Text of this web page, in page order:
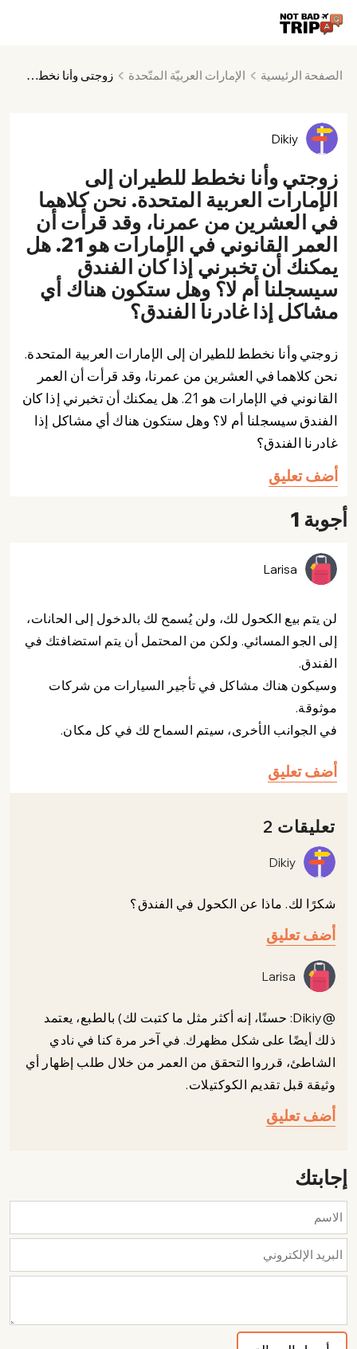
الصفحة الرئيسية الإمارات العربيّة المتّحدة زوجتي وأنا نخطط للطيران إلى الإمارات العربية المتحدة. نحن كلاهما في العشرين من عمرنا، وقد قرأت أن العمر القانوني في الإمارات هو 21. هل يمكنك أن تخبرني إذا كان الفندق سيسجلنا أم لا؟ وهل ستكون هناك أي مشاكل إذا غادرنا الفندق؟
Dikiy
زوجتي وأنا نخطط للطيران إلى
الإمارات العربية المتحدة. نحن كلاهما
في العشرين من عمرنا، وقد قرأت أن
العمر القانوني في الإمارات هو 21. هل
يمكنك أن تخبرني إذا كان الفندق
سيسجلنا أم لا؟ وهل ستكون هناك أي
مشاكل إذا غادرنا الفندق؟
زوجتي وأنا نخطط للطيران إلى الإمارات العربية المتحدة.
نحن كلاهما في العشرين من عمرنا، وقد قرأت أن العمر
القانوني في الإمارات هو 21. هل يمكنك أن تخبرني إذا كان
الفندق سيسجلنا أم لا؟ وهل ستكون هناك أي مشاكل إذا
غادرنا الفندق؟
أضف تعليق
أجوبة 1
Larisa
لن يتم بيع الكحول لك، ولن يُسمح لك بالدخول إلى الحانات،
إلى الجو المسائي. ولكن من المحتمل أن يتم استضافتك في
الفندق.
وسيكون هناك مشاكل في تأجير السيارات من شركات
موثوقة.
في الجوانب الأخرى، سيتم السماح لك في كل مكان.
أضف تعليق
تعليقات 2
Dikiy
شكرًا لك. ماذا عن الكحول في الفندق؟
أضف تعليق
Larisa
@Dikiy: حسنًا، إنه أكثر مثل ما كتبت لك) بالطبع، يعتمد
ذلك أيضًا على شكل مظهرك. في آخر مرة كنا في نادي
الشاطئ، قرروا التحقق من العمر من خلال طلب إظهار أي
وثيقة قبل تقديم الكوكتيلات.
أضف تعليق
إجابتك